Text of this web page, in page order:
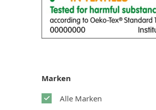
Marken
Alle Marken